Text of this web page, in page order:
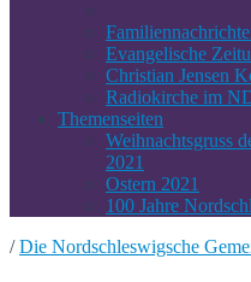
Evangelische
Christian Jensen
Radiokirche im
Themenseiten
Weihnachtsgruss
2021
Ostern 2021
100 Jahre
/ Die Nordschleswigsche